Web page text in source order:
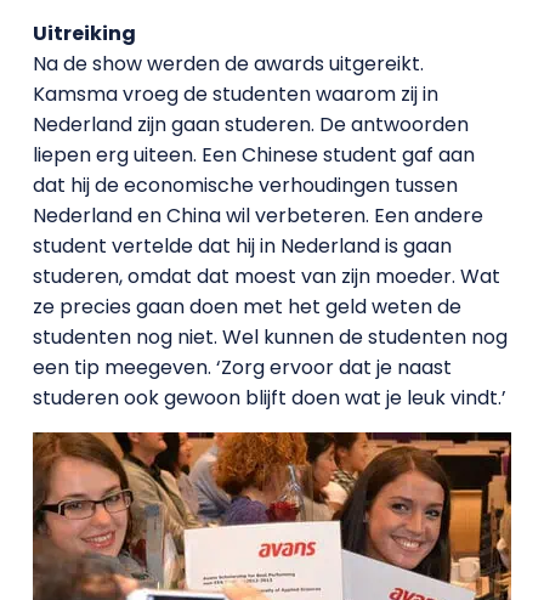
Uitreiking
Na de show werden de awards uitgereikt.
Kamsma vroeg de studenten waarom zij in
Nederland zijn gaan studeren. De antwoorden
liepen erg uiteen. Een Chinese student gaf aan
dat hij de economische verhoudingen tussen
Nederland en China wil verbeteren. Een andere
student vertelde dat hij in Nederland is gaan
studeren, omdat dat moest van zijn moeder. Wat
ze precies gaan doen met het geld weten de
studenten nog niet. Wel kunnen de studenten nog
een tip meegeven. ‘Zorg ervoor dat je naast
studeren ook gewoon blijft doen wat je leuk vindt.’